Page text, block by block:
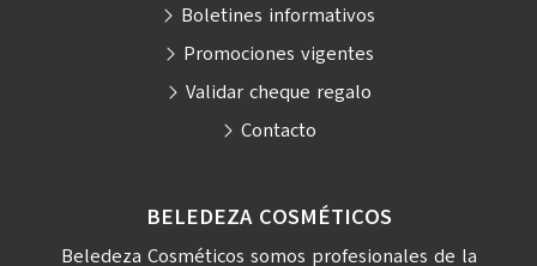
BELEDEZA COSMÉTICOS
Beledeza Cosméticos somos profesionales de la
Boletines informativos
Promociones vigentes
Validar cheque regalo
Contacto